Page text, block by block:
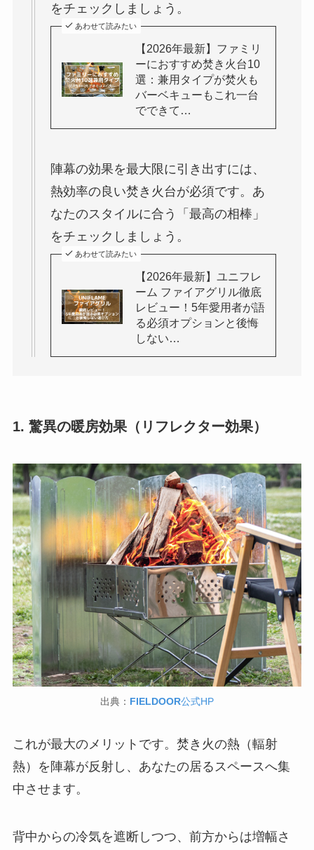
をチェックしましょう。
あわせて読みたい
【2026年最新】ファミリ
ーにおすすめ焚き火台10
選：兼用タイプが焚火も
バーベキューもこれ一台
でできて…
陣幕の効果を最大限に引き出すには、
熱効率の良い焚き火台が必須です。あ
なたのスタイルに合う「最高の相棒」
をチェックしましょう。
あわせて読みたい
【2026年最新】ユニフレ
ーム ファイアグリル徹底
レビュー！5年愛用者が語
る必須オプションと後悔
しない…
1. 驚異の暖房効果（リフレクター効果）
出典： FIELDOOR公式HP
これが最大のメリットです。焚き火の熱（輻射
熱）を陣幕が反射し、あなたの居るスペースへ集
中させます。
背中からの冷気を遮断しつつ、前方からは増幅さ